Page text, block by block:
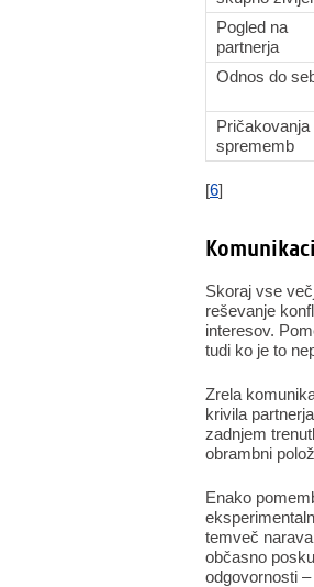
Pogled na
partnerja
Odnos do
Pričakovanja
sprememb
[6]
Skoraj vse
reševanje
interesov.
tudi ko je to
Zrela
krivila
zadnjem
obrambni
Enako
temveč
občasno
odgovornosti